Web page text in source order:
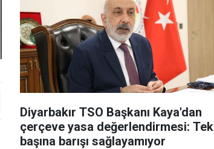
Diyarbakır TSO Başkanı Kaya'dan
çerçeve yasa değerlendirmesi: Tek
başına barışı sağlayamıyor